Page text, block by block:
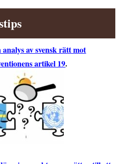
av svensk rätt mot
artikel 19.